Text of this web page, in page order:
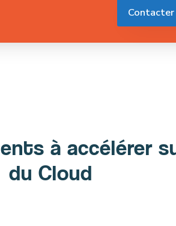
à accélérer
du Cloud